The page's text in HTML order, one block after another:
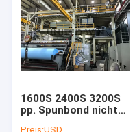
Videos
Über uns
1600S 2400S 3200S
pp. Spunbond nicht
Preis:USD